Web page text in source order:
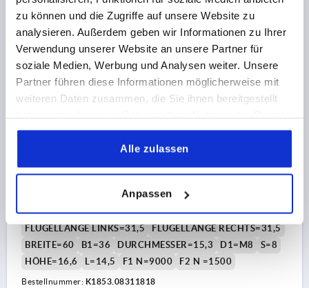
zu können und die Zugriffe auf unsere Website zu
analysieren. Außerdem geben wir Informationen zu Ihrer
Verwendung unserer Website an unsere Partner für
soziale Medien, Werbung und Analysen weiter. Unsere
Partner führen diese Informationen möglicherweise mit
weiteren Daten zusammen, die Sie ihnen bereitgestellt
gesammelt haben.
Alle zulassen
Anpassen
K1853
SCHARNIER 63X60, EDELSTAHL A4, A1=18, A2=18,
A3=31,5, A4=31,5
BOHRUNGSABSTAND LINKS=18
BOHRUNGSABSTAND RECHTS=18
FLÜGELLÄNGE LINKS=31,5
FLÜGELLÄNGE RECHTS=31,5
BREITE=60
B1=36 DURCHMESSER=15,3 D1=M8
S=8
HÖHE=16,6
L=14,5 F1 N=9000 F2 N =1500
Bestellnummer: K1853.08311818